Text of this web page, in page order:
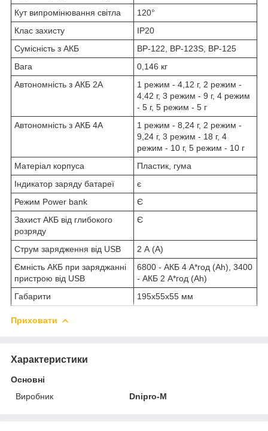
Кут випромінювання світла
120°
Клас захисту
IP20
Сумісність з АКБ
BP-122, BP-123S, BP-125
Вага
0,146 кг
Автономність з АКБ 2А
1 режим - 4,12 г, 2 режим -
4,42 г, 3 режим - 9 г, 4 режим
- 5 г, 5 режим - 5 г
Автономність з АКБ 4А
1 режим - 8,24 г, 2 режим -
9,24 г, 3 режим - 18 г, 4
режим - 10 г, 5 режим - 10 г
Матеріал корпуса
Пластик, гума
Індикатор заряду батареї
є
Режим Power bank
Є
Захист АКБ від глибокого
розряду
Є
Струм зарядження від USB
2 А (А)
Ємність АКБ при заряджанні
пристрою від USB
6800 - АКБ 4 А*год (Ah), 3400
- АКБ 2 А*год (Ah)
Габарити
195х55х55 мм
Приховати
Характеристики
Основні
Виробник
Dnipro-M